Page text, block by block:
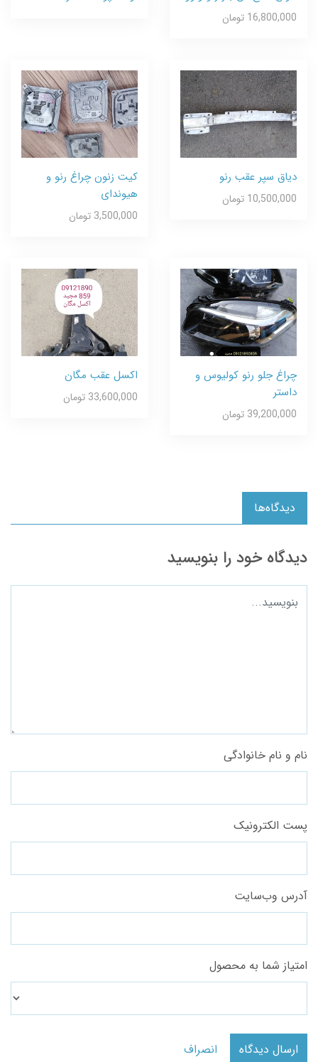
16,800,000 تومان
دیاق سپر عقب رنو
10,500,000 تومان
کیت زنون چراغ رنو و
هیوندای
3,500,000 تومان
چراغ جلو رنو کولیوس و
داستر
39,200,000 تومان
اکسل عقب مگان
33,600,000 تومان
دیدگاه‌ها
دیدگاه خود را بنویسید
نام و نام خانوادگی
پست الکترونیک
آدرس وب‌سایت
امتیاز شما به محصول
ارسال دیدگاه انصراف